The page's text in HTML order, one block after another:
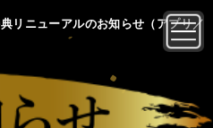
典リニューアルのお知らせ（アプリ／